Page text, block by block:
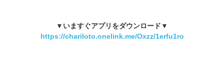
▼いますぐアプリをダウンロード▼
https://chariloto.onelink.me/Oxzz/1erfu1ro